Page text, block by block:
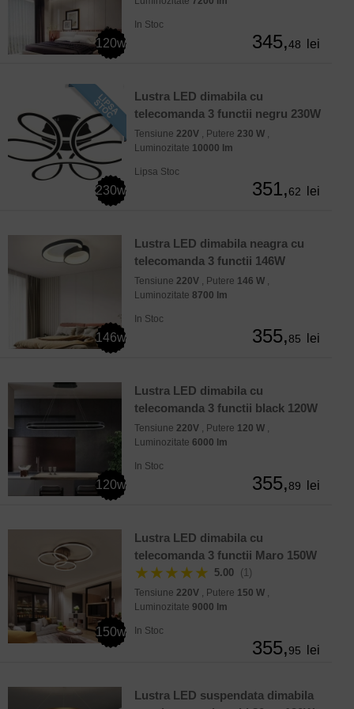
120w
In Stoc
345,48 lei
230w
Lustra LED dimabila cu
telecomanda 3 functii negru 230W
Tensiune 220V , Putere 230 W ,
Luminozitate 10000 lm
Lipsa Stoc
351,62 lei
146w
Lustra LED dimabila neagra cu
telecomanda 3 functii 146W
Tensiune 220V , Putere 146 W ,
Luminozitate 8700 lm
In Stoc
355,85 lei
120w
Lustra LED dimabila cu
telecomanda 3 functii black 120W
Tensiune 220V , Putere 120 W ,
Luminozitate 6000 lm
In Stoc
355,89 lei
150w
Lustra LED dimabila cu
telecomanda 3 functii Maro 150W
★★★★★ 5.00 (1)
Tensiune 220V , Putere 150 W ,
Luminozitate 9000 lm
In Stoc
355,95 lei
Lustra LED suspendata dimabila